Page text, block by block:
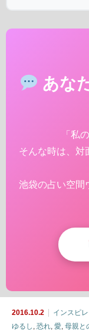
あな
「私
そんな時は、対
池袋の占い空間
2016.10.2 インスピ
ゆるし 恐れ 愛 母親と